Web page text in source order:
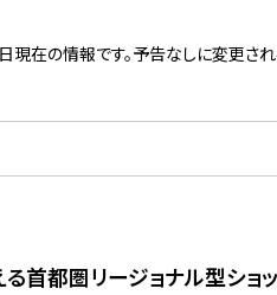
在の情報です。予告なしに変更され
首都圏リージョナル型ショ